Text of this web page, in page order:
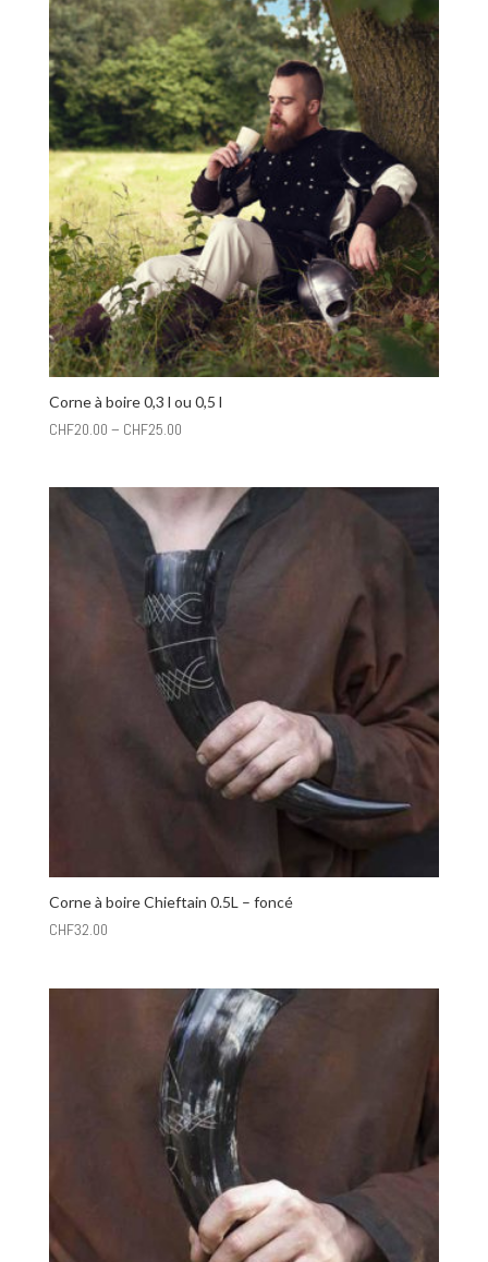
Corne à boire 0,3 l ou 0,5 l
CHF20.00 – CHF25.00
Corne à boire Chieftain 0.5L – foncé
CHF32.00